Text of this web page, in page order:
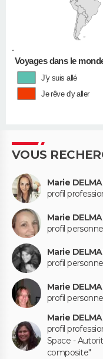
•
Voyages dans le
J'y suis allé
Je rêve d'y aller
VOUS
Marie
profil
Marie
profil
Marie
profil
Marie
profil
Marie
profil
Space -
composite"